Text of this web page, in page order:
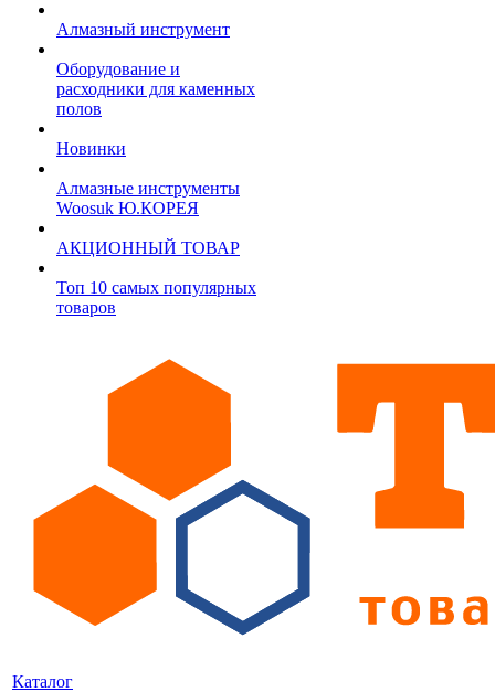
Алмазный инструмент
Оборудование и
расходники для каменных
полов
Новинки
Алмазные инструменты
Woosuk Ю.КОРЕЯ
АКЦИОННЫЙ ТОВАР
Топ 10 самых популярных
товаров
Каталог